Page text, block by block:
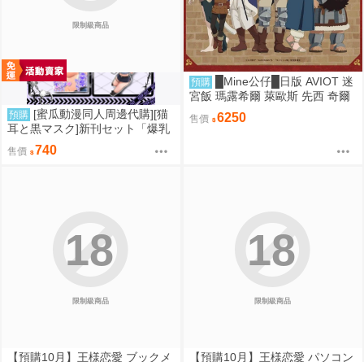
限制級商品
預購 [蜜瓜動漫同人周邊代購][猫
耳と黒マスク]新刊セット「爆乳
ギャルの幸奈ちゃんと警官コス
エッチ」(同人誌)
售價 740
預購
█Mine公仔█日版 AVIOT 迷
宮飯 瑪露希爾 萊歐斯 先西 奇爾
查克 法琳 耳機 聯名 TE-V1R-DJ
M
售價 6250
限制級商品
18
【預購10月】王様恋愛 ブックメ
限制級商品
18
【預購10月】王様恋愛 パソコン